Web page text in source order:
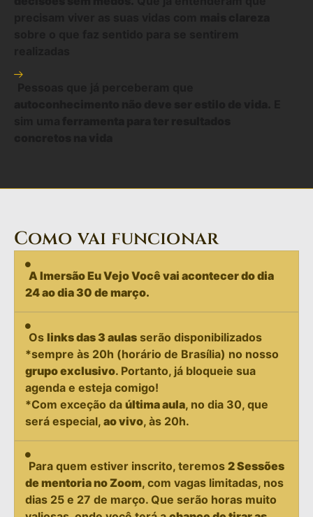
Como vai funcionar
A Imersão Eu Vejo Você vai acontecer do dia
24 ao dia 30 de março.
Os links das 3 aulas serão disponibilizados
*sempre às 20h (horário de Brasília) no nosso
grupo exclusivo. Portanto, já bloqueie sua
agenda e esteja comigo!
*Com exceção da última aula, no dia 30, que
será especial, ao vivo, às 20h.
Para quem estiver inscrito, teremos 2 Sessões
de mentoria no Zoom, com vagas limitadas, nos
dias 25 e 27 de março. Que serão horas muito